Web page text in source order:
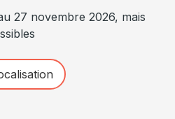
27 novembre 2026, mais